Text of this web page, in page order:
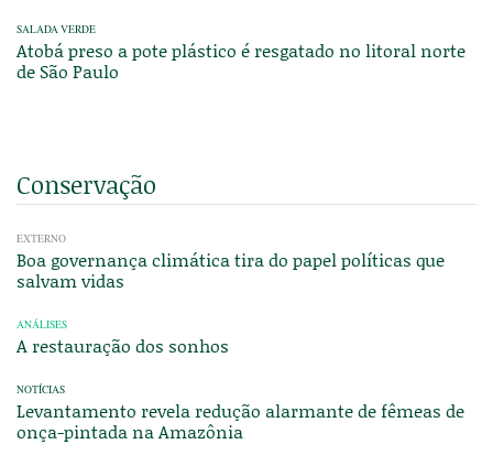
SALADA VERDE
Atobá preso a pote plástico é resgatado no litoral norte
de São Paulo
Conservação
EXTERNO
Boa governança climática tira do papel políticas que
salvam vidas
ANÁLISES
A restauração dos sonhos
NOTÍCIAS
Levantamento revela redução alarmante de fêmeas de
onça-pintada na Amazônia